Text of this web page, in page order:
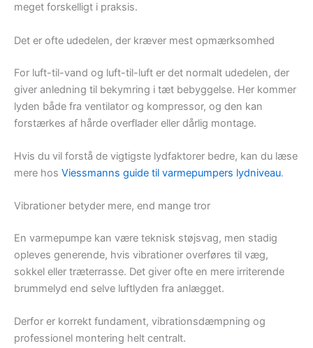
meget forskelligt i praksis.
Det er ofte udedelen, der kræver mest opmærksomhed
For luft-til-vand og luft-til-luft er det normalt udedelen, der
giver anledning til bekymring i tæt bebyggelse. Her kommer
lyden både fra ventilator og kompressor, og den kan
forstærkes af hårde overflader eller dårlig montage.
Hvis du vil forstå de vigtigste lydfaktorer bedre, kan du læse
mere hos Viessmanns guide til varmepumpers lydniveau.
Vibrationer betyder mere, end mange tror
En varmepumpe kan være teknisk støjsvag, men stadig
opleves generende, hvis vibrationer overføres til væg,
sokkel eller træterrasse. Det giver ofte en mere irriterende
brummelyd end selve luftlyden fra anlægget.
Derfor er korrekt fundament, vibrationsdæmpning og
professionel montering helt centralt.